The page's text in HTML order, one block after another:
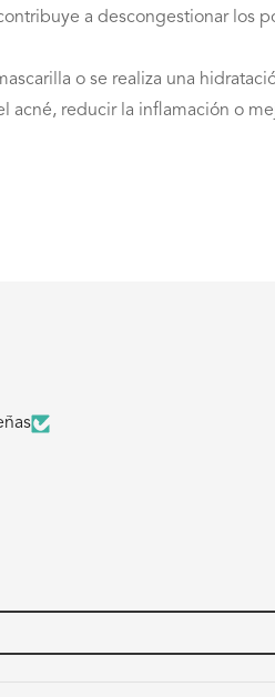
a descongestionar los
o se realiza una
acné, reducir la inflamación o